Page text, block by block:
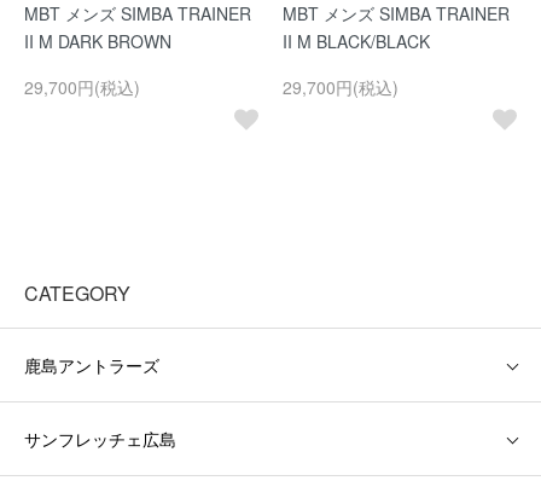
MBT メンズ SIMBA TRAINER
II M DARK BROWN
29,700円(税込)
MBT メンズ SIMBA TRAINER
II M BLACK/BLACK
29,700円(税込)
CATEGORY
鹿島アントラーズ
サンフレッチェ広島